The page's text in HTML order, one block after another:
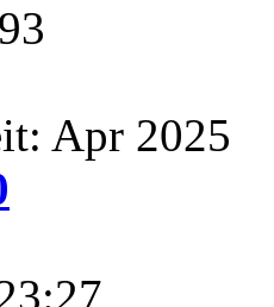
Apr 2025